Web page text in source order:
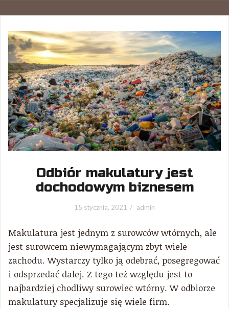
Odbiór makulatury jest
dochodowym biznesem
15 stycznia, 2021 admin
Makulatura jest jednym z surowców wtórnych, ale
jest surowcem niewymagającym zbyt wiele
zachodu. Wystarczy tylko ją odebrać, posegregować
i odsprzedać dalej. Z tego też względu jest to
najbardziej chodliwy surowiec wtórny. W odbiorze
makulatury specjalizuje się wiele firm.